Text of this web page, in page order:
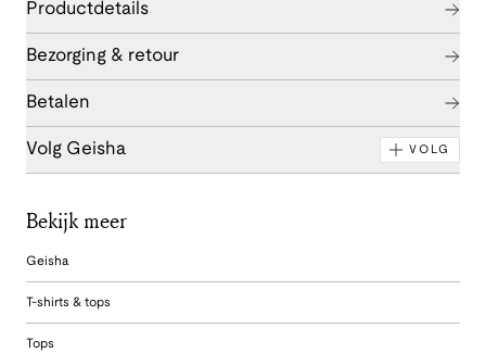
Productdetails
Bezorging & retour
Betalen
Volg Geisha VOLG
Bekijk meer
Geisha
T-shirts & tops
Tops